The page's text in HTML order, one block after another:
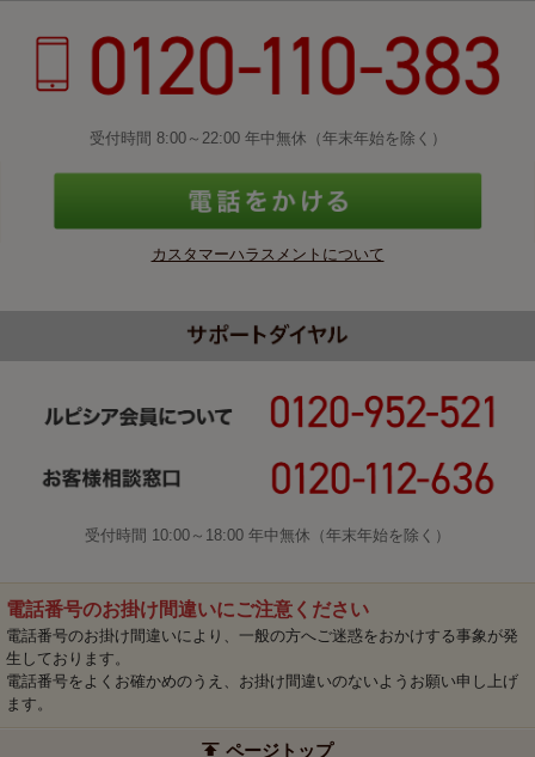
受付時間 8:00～22:00 年中無休（年末年始を除く）
カスタマーハラスメントについて
受付時間 10:00～18:00 年中無休（年末年始を除く）
電話番号のお掛け間違いにご注意ください
電話番号のお掛け間違いにより、一般の方へご迷惑をおかけする事象が発
生しております。
電話番号をよくお確かめのうえ、お掛け間違いのないようお願い申し上げ
ます。
ページトップ